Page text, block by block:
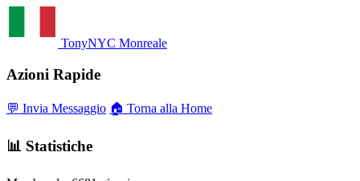
TonyNYC Monreale
Azioni Rapide
💬 Invia Messaggio 🏠 Torna alla Home
📊 Statistiche